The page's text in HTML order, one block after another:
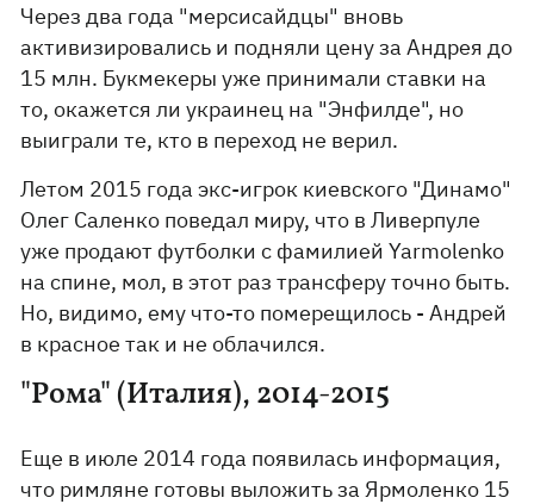
Через два года "мерсисайдцы" вновь
активизировались и подняли цену за Андрея до
15 млн. Букмекеры уже принимали ставки на
то, окажется ли украинец на "Энфилде", но
выиграли те, кто в переход не верил.
Летом 2015 года экс-игрок киевского "Динамо"
Олег Саленко поведал миру, что в Ливерпуле
уже продают футболки с фамилией Yarmolenko
на спине, мол, в этот раз трансферу точно быть.
Но, видимо, ему что-то померещилось - Андрей
в красное так и не облачился.
"Рома" (Италия), 2014-2015
Еще в июле 2014 года появилась информация,
что римляне готовы выложить за Ярмоленко 15